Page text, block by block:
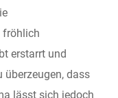
fröhlich
erstarrt und
überzeugen, dass
lässt sich jedoch